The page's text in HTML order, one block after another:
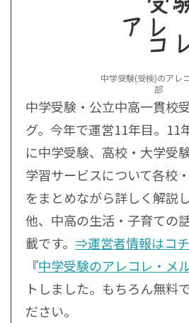
中学受験(受検)のアレ
部
中学受験・公立中高一貫校
グ。今年で運営11年目。11
に中学受験、高校・大学受
学習サービスについて各校
をまとめながら詳しく解説
他、中高の生活・子育ての
載です。 ⇒運営者情報はコ
『中学受験のアレコレ・メ
トしました。もちろん無料
ださい。